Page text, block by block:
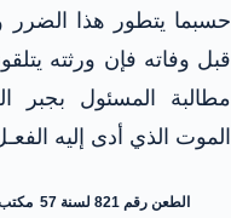
حسبما يتطور هذا الضرر
قبل وفاته فإن ورثته
مطالبة المسئول بجبر
الموت الذي أدى إليه
الطعن رقم 821 لسنة 57 مكتب فنى 41 صفحة رقم 370 بتاريخ 31-1- 1990